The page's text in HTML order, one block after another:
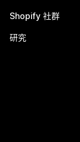
Shopify 社群
研究